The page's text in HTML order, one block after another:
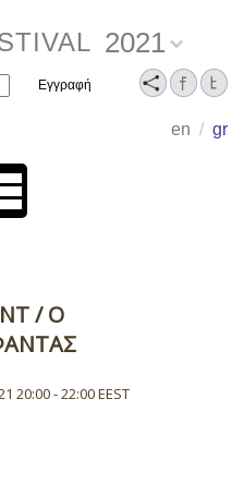
2021
en / gr
Name
/ Ο
20:00 - 22:00 EEST